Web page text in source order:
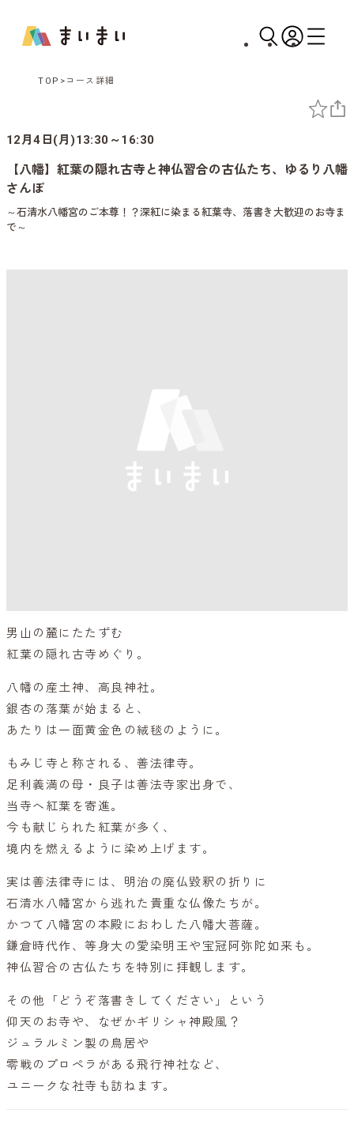
TOP コース詳細
12月4日(月)13:30～16:30
【八幡】紅葉の隠れ古寺と神仏習合の古仏たち、ゆるり八幡
さんぽ
～石清水八幡宮のご本尊！？深紅に染まる紅葉寺、落書き大歓迎のお寺ま
で～
男山の麓にたたずむ
紅葉の隠れ古寺めぐり。
八幡の産土神、高良神社。
銀杏の落葉が始まると、
あたりは一面黄金色の絨毯のように。
もみじ寺と称される、善法律寺。
足利義満の母・良子は善法寺家出身で、
当寺へ紅葉を寄進。
今も献じられた紅葉が多く、
境内を燃えるように染め上げます。
実は善法律寺には、明治の廃仏毀釈の折りに
石清水八幡宮から逃れた貴重な仏像たちが。
かつて八幡宮の本殿におわした八幡大菩薩。
鎌倉時代作、等身大の愛染明王や宝冠阿弥陀如来も。
神仏習合の古仏たちを特別に拝観します。
その他「どうぞ落書きしてください」という
仰天のお寺や、なぜかギリシャ神殿風？
ジュラルミン製の鳥居や
零戦のプロペラがある飛行神社など、
ユニークな社寺も訪ねます。